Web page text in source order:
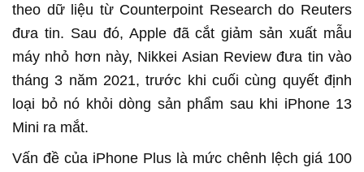
theo dữ liệu từ Counterpoint Research do Reuters
đưa tin. Sau đó, Apple đã cắt giảm sản xuất mẫu
máy nhỏ hơn này, Nikkei Asian Review đưa tin vào
tháng 3 năm 2021, trước khi cuối cùng quyết định
loại bỏ nó khỏi dòng sản phẩm sau khi iPhone 13
Mini ra mắt.
Vấn đề của iPhone Plus là mức chênh lệch giá 100